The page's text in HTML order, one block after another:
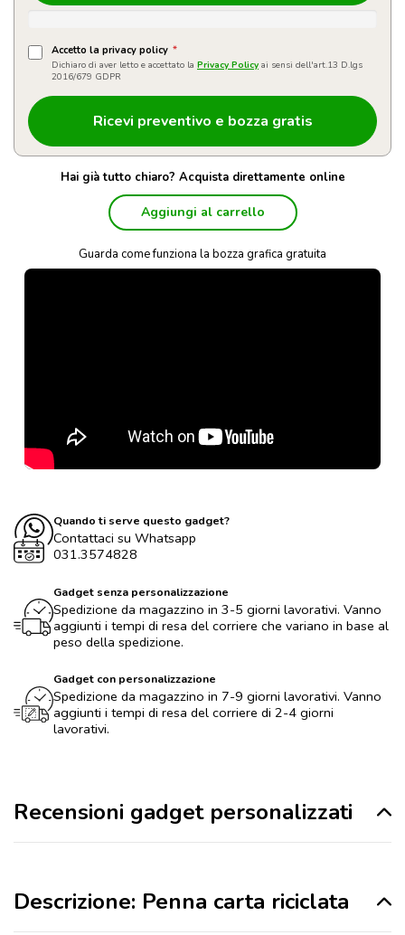
Accetto la privacy policy *
Dichiaro di aver letto e accettato la Privacy Policy ai sensi dell'art.13 D.lgs
2016/679 GDPR
Hai già tutto chiaro? Acquista direttamente online
Aggiungi al carrello
Guarda come funziona la bozza grafica gratuita
Quando ti serve questo gadget?
Contattaci su Whatsapp
031.3574828
Gadget senza personalizzazione
Spedizione da magazzino in 3-5 giorni lavorativi. Vanno
aggiunti i tempi di resa del corriere che variano in base al
peso della spedizione.
Gadget con personalizzazione
Spedizione da magazzino in 7-9 giorni lavorativi. Vanno
aggiunti i tempi di resa del corriere di 2-4 giorni
lavorativi.
Recensioni gadget personalizzati
Descrizione: Penna carta riciclata